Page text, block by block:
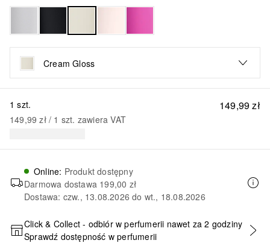
Cream Gloss
149,99 zł
1 szt.
149,99 zł / 1 szt. zawiera VAT
Online: Produkt dostępny
Darmowa dostawa 199,00 zł
Dostawa: czw., 13.08.2026 do wt., 18.08.2026
DODAJ DO KOSZYKA
Click & Collect - odbiór w perfumerii nawet za 2 godziny
Sprawdź dostępność w perfumerii